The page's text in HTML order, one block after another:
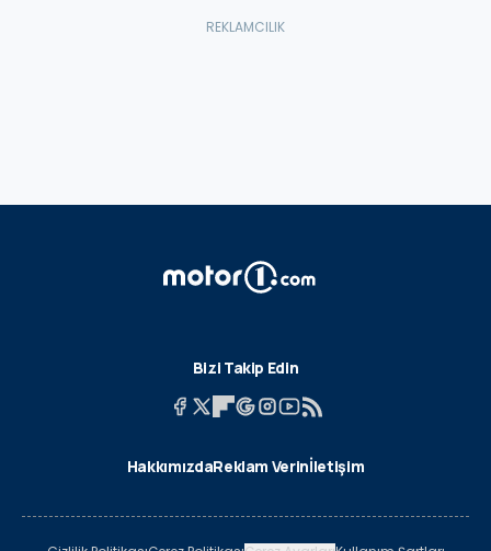
Bizi Takip Edin
HakkımızdaReklam Verinİletişim